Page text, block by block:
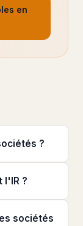
en
?
l'IR ?
sociétés